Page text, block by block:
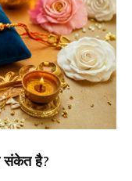
संकेत है?